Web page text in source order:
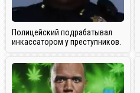
Полицейский подрабатывал
инкассатором у преступников.